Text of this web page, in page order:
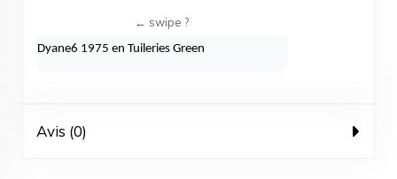
Dyane6 1975 en Tuileries Green
Avis (0)